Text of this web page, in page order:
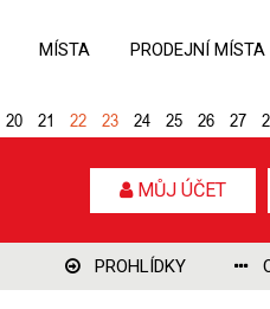
MÍSTA PRODEJNÍ MÍSTA
MŮJ ÚČET
20 21 22 23 24 25 26 27
PROHLÍDKY